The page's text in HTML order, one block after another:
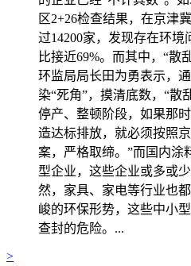
区2+26检查结果，在京津
过14200家，发现存在环境
比接近69%。而其中，“散
环监局局长田为勇表示，
染“死角”，摸清底数，“散
停产、整顿阶段，如果那
造达标排放，就必须按照
案，严格取缔。”而国内涂
型企业，这些企业或多或
然，家具、家电等行业也
峻的环保形势，这些中小
查封的危险。...
>